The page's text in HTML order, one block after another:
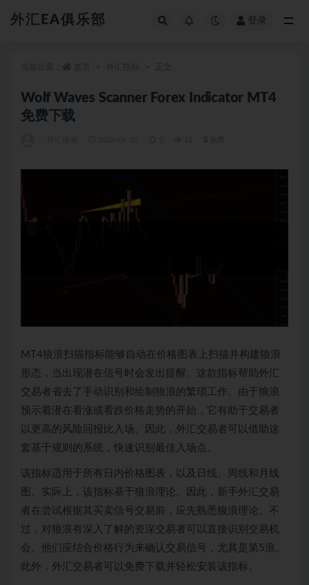
外汇EA俱乐部 登录
Wolf Waves Scanner Forex Indicator MT4
免费下载
MT4狼浪扫描指标能够自动在价格图表上扫描并构建狼浪
形态，当出现潜在信号时会发出提醒。这款指标帮助外汇
交易者省去了手动识别和绘制狼浪的繁琐工作。由于狼浪
预示着潜在看涨或看跌价格走势的开始，它有助于交易者
以更高的风险回报比入场。因此，外汇交易者可以借助这
套基于规则的系统，快速识别最佳入场点。
该指标适用于所有日内价格图表，以及日线、周线和月线
图。实际上，该指标基于狼浪理论。因此，新手外汇交易
者在尝试根据其买卖信号交易前，应先熟悉狼浪理论。不
过，对狼浪有深入了解的资深交易者可以直接识别交易机
会。他们应结合价格行为来确认交易信号，尤其是第5浪。
此外，外汇交易者可以免费下载并轻松安装该指标。